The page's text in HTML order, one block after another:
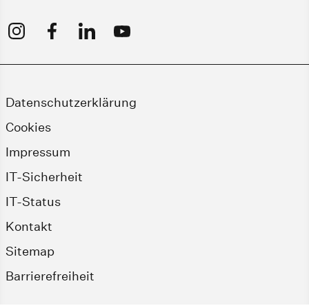
Datenschutzerklärung
Cookies
Impressum
IT-Sicherheit
IT-Status
Kontakt
Sitemap
Barrierefreiheit